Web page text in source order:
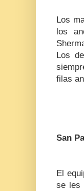
Los
los
Los
filas
San
El
se les